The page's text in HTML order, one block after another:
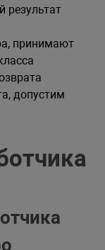
результат
принимают
допустим